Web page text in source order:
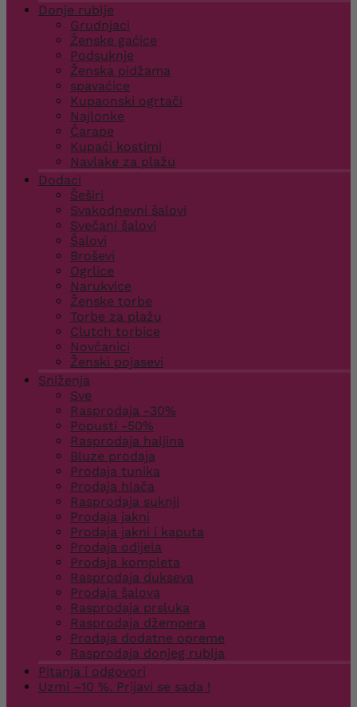
Donje rublje
Grudnjaci
Ženske gaćice
Podsuknje
Ženska pidžama
spavaćice
Kupaonski ogrtači
Najlonke
Čarape
Kupaći kostimi
Navlake za plažu
Dodaci
Šeširi
Svakodnevni šalovi
Svečani šalovi
Šalovi
Broševi
Ogrlice
Narukvice
Ženske torbe
Torbe za plažu
Clutch torbice
Novčanici
Ženski pojasevi
Sniženja
Sve
Rasprodaja -30%
Popusti -50%
Rasprodaja haljina
Bluze prodaja
Prodaja tunika
Prodaja hlača
Rasprodaja suknji
Prodaja jakni
Prodaja jakni i kaputa
Prodaja odijela
Prodaja kompleta
Rasprodaja dukseva
Prodaja šalova
Rasprodaja prsluka
Rasprodaja džempera
Prodaja dodatne opreme
Rasprodaja donjeg rublja
Pitanja i odgovori
Uzmi –10 %. Prijavi se sada !